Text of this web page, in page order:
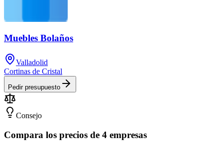
Muebles Bolaños
Valladolid
Cortinas de Cristal
Pedir presupuesto
Consejo
Compara los precios de 4 empresas